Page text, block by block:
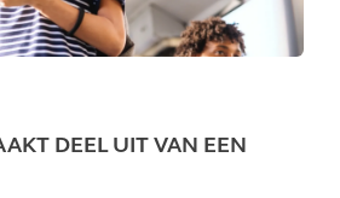
DEEL UIT VAN EEN